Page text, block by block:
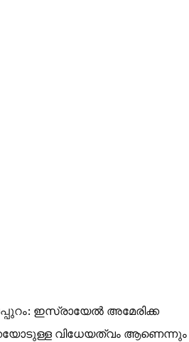
ഇസ്രായേൽ അമേരിക്ക
വിധേയത്വം ആണെന്നും